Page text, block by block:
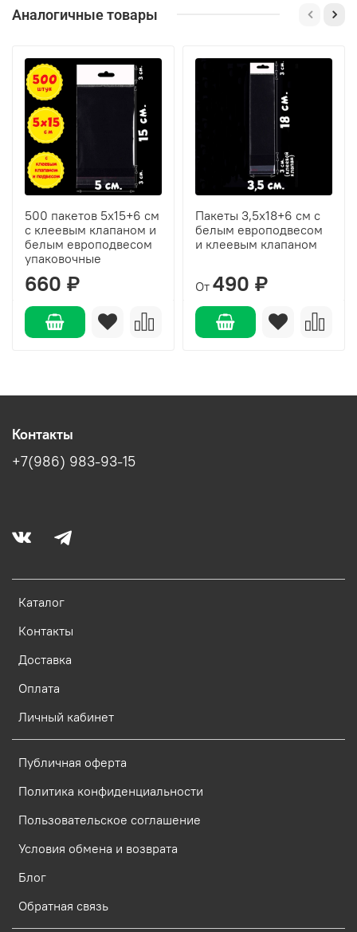
Аналогичные товары
500 пакетов 5х15+6 см
с клеевым клапаном и
белым европодвесом
упаковочные
660 ₽
Пакеты 3,5х18+6 см с
белым европодвесом
и клеевым клапаном
От 490 ₽
Каталог
Контакты
Доставка
Оплата
Личный кабинет
Публичная оферта
Политика конфиденциальности
Пользовательское соглашение
Условия обмена и возврата
Блог
Обратная связь
Контакты
+7(986) 983-93-15